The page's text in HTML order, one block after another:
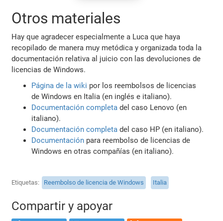
Otros materiales
Hay que agradecer especialmente a Luca que haya
recopilado de manera muy metódica y organizada toda la
documentación relativa al juicio con las devoluciones de
licencias de Windows.
Página de la wiki por los reembolsos de licencias
de Windows en Italia (en inglés e italiano).
Documentación completa del caso Lenovo (en
italiano).
Documentación completa del caso HP (en italiano).
Documentación para reembolso de licencias de
Windows en otras compañías (en italiano).
Etiquetas Reembolso de licencia de Windows Italia
Compartir y apoyar